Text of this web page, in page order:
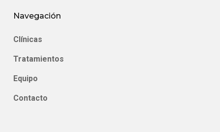
Navegación
Clínicas
Tratamientos
Equipo
Contacto